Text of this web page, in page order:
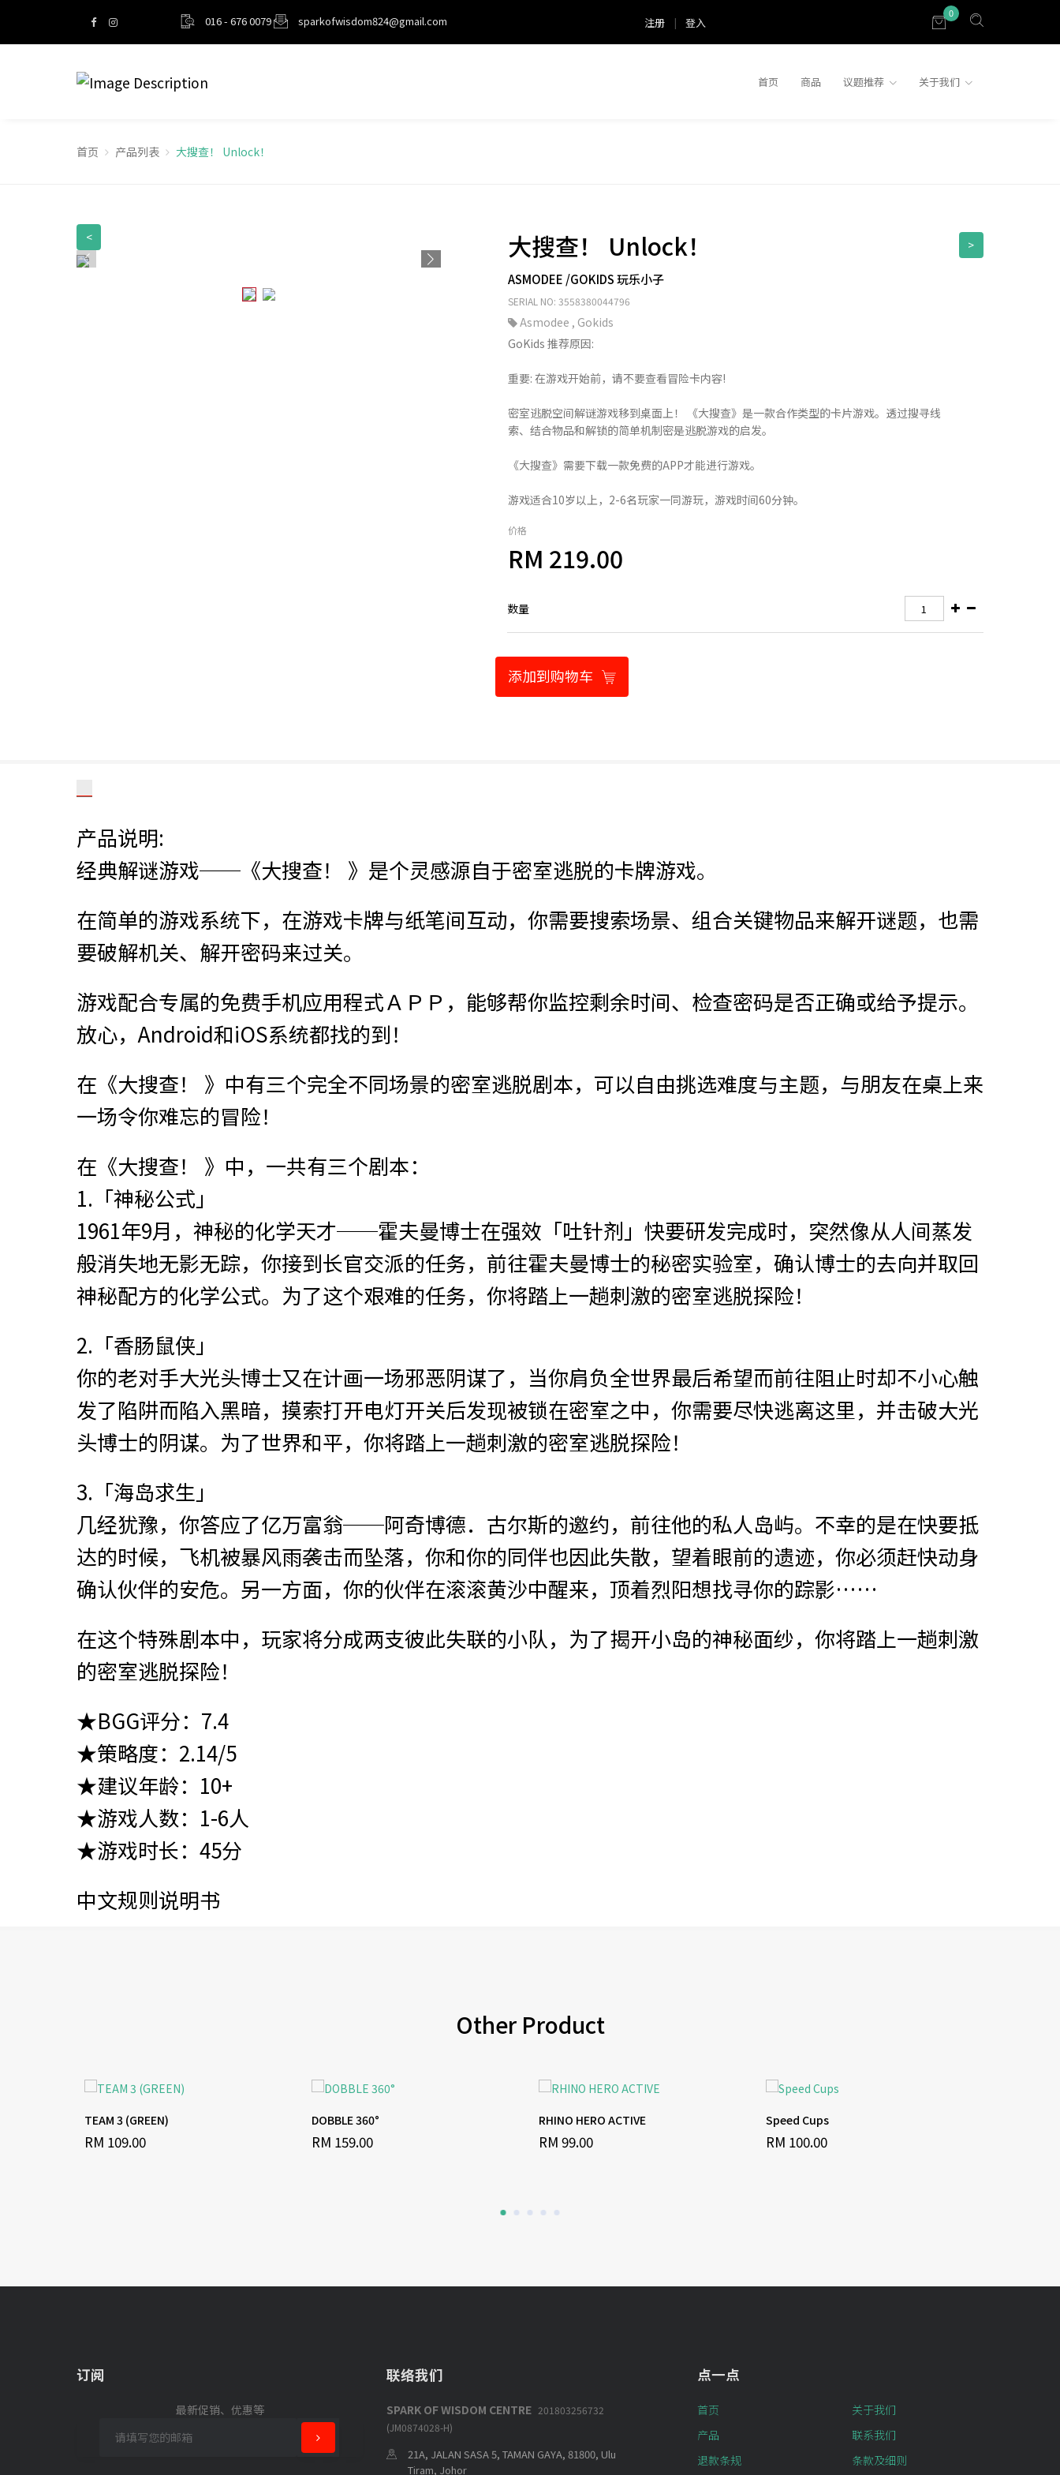
016 - 676 0079 sparkofwisdom824@gmail.com 注册 | 登入
0
首页 商品 议题推荐 关于我们
首页 产品列表 大搜查！ Unlock！
< >
大搜查！ Unlock！
ASMODEE /GOKIDS 玩乐小子
SERIAL NO: 3558380044796
Asmodee , Gokids
GoKids 推荐原因:
重要: 在游戏开始前，请不要查看冒险卡内容!
密室逃脱空间解谜游戏移到桌面上！ 《大搜查》是一款合作类型的卡片游戏。透过搜寻线
索、结合物品和解锁的简单机制密是逃脱游戏的启发。
《大搜查》需要下载一款免费的APP才能进行游戏。
游戏适合10岁以上，2-6名玩家一同游玩，游戏时间60分钟。
价格
RM 219.00
数量
添加到购物车
产品说明:
经典解谜游戏──《大搜查！ 》是个灵感源自于密室逃脱的卡牌游戏。
在简单的游戏系统下，在游戏卡牌与纸笔间互动，你需要搜索场景、组合关键物品来解开谜题，也需
要破解机关、解开密码来过关。
游戏配合专属的免费手机应用程式ＡＰＰ，能够帮你监控剩余时间、检查密码是否正确或给予提示。
放心，Android和iOS系统都找的到！
在《大搜查！ 》中有三个完全不同场景的密室逃脱剧本，可以自由挑选难度与主题，与朋友在桌上来
一场令你难忘的冒险！
在《大搜查！ 》中，一共有三个剧本：
1.「神秘公式」
1961年9月，神秘的化学天才──霍夫曼博士在强效「吐针剂」快要研发完成时，突然像从人间蒸发
般消失地无影无踪，你接到长官交派的任务，前往霍夫曼博士的秘密实验室，确认博士的去向并取回
神秘配方的化学公式。为了这个艰难的任务，你将踏上一趟刺激的密室逃脱探险！
2.「香肠鼠侠」
你的老对手大光头博士又在计画一场邪恶阴谋了，当你肩负全世界最后希望而前往阻止时却不小心触
发了陷阱而陷入黑暗，摸索打开电灯开关后发现被锁在密室之中，你需要尽快逃离这里，并击破大光
头博士的阴谋。为了世界和平，你将踏上一趟刺激的密室逃脱探险！
3.「海岛求生」
几经犹豫，你答应了亿万富翁──阿奇博德．古尔斯的邀约，前往他的私人岛屿。不幸的是在快要抵
达的时候，飞机被暴风雨袭击而坠落，你和你的同伴也因此失散，望着眼前的遗迹，你必须赶快动身
确认伙伴的安危。另一方面，你的伙伴在滚滚黄沙中醒来，顶着烈阳想找寻你的踪影……
在这个特殊剧本中，玩家将分成两支彼此失联的小队，为了揭开小岛的神秘面纱，你将踏上一趟刺激
的密室逃脱探险！
★BGG评分：7.4
★策略度：2.14/5
★建议年龄：10+
★游戏人数：1-6人
★游戏时长：45分
中文规则说明书
Other Product
TEAM 3 (GREEN)
RM 109.00
DOBBLE 360°
RM 159.00
RHINO HERO ACTIVE
RM 99.00
Speed Cups
RM 100.00
订阅
最新促销、优惠等
联络我们
SPARK OF WISDOM CENTRE 201803256732
(JM0874028-H)
21A, JALAN SASA 5, TAMAN GAYA, 81800, Ulu
Tiram, Johor
点一点
首页
关于我们
产品
联系我们
退款条规
条款及细则